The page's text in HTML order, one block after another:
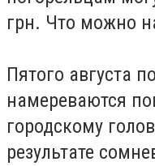
грн. Что можно
Пятого августа
намереваются
городскому
результате